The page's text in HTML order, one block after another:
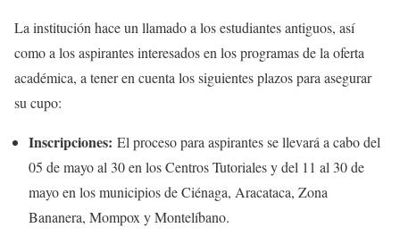
La institución hace un llamado a los estudiantes antiguos, así
como a los aspirantes interesados en los programas de la oferta
académica, a tener en cuenta los siguientes plazos para asegurar
su cupo:
Inscripciones: El proceso para aspirantes se llevará a cabo del
05 de mayo al 30 en los Centros Tutoriales y del 11 al 30 de
mayo en los municipios de Ciénaga, Aracataca, Zona
Bananera, Mompox y Montelíbano.